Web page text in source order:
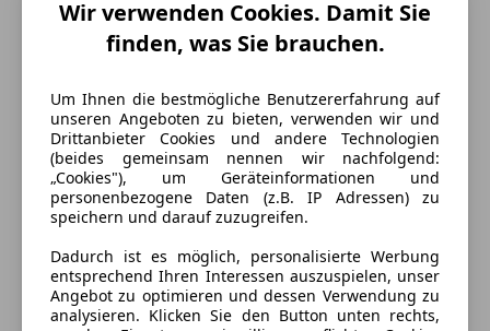
Gänge
6
Wir verwenden Cookies. Damit Sie
finden, was Sie brauchen.
Um Ihnen die bestmögliche Benutzererfahrung auf
unseren Angeboten zu bieten, verwenden wir und
Drittanbieter Cookies und andere Technologien
(beides gemeinsam nennen wir nachfolgend:
„Cookies"), um Geräteinformationen und
personenbezogene Daten (z.B. IP Adressen) zu
speichern und darauf zuzugreifen.
Dadurch ist es möglich, personalisierte Werbung
entsprechend Ihren Interessen auszuspielen, unser
Angebot zu optimieren und dessen Verwendung zu
analysieren. Klicken Sie den Button unten rechts,